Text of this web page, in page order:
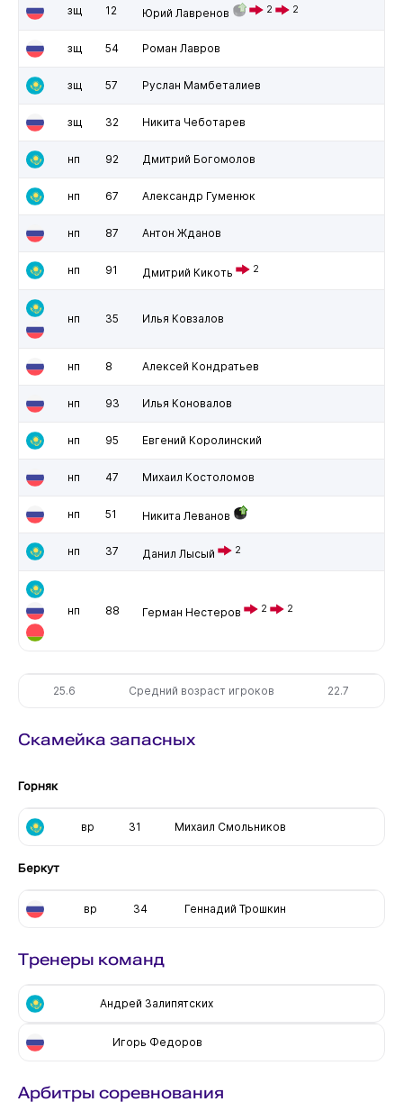
зщ 12 Юрий Лавренов 2 2
зщ 54 Роман Лавров
зщ 57 Руслан Мамбеталиев
зщ 32 Никита Чеботарев
нп 92 Дмитрий Богомолов
нп 67 Александр Гуменюк
нп 87 Антон Жданов
нп 91 Дмитрий Кикоть 2
нп 35 Илья Ковзалов
нп 8 Алексей Кондратьев
нп 93 Илья Коновалов
нп 95 Евгений Королинский
нп 47 Михаил Костоломов
нп 51 Никита Леванов
нп 37 Данил Лысый 2
нп 88 Герман Нестеров 2 2
25.6 Средний возраст игроков 22.7
Скамейка запасных
Горняк
вр 31 Михаил Смольников
Беркут
вр 34 Геннадий Трошкин
Тренеры команд
Андрей Залипятских
Игорь Федоров
Арбитры соревнования